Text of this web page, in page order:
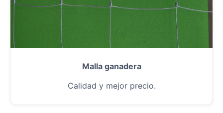
Malla ganadera
Calidad y mejor precio.